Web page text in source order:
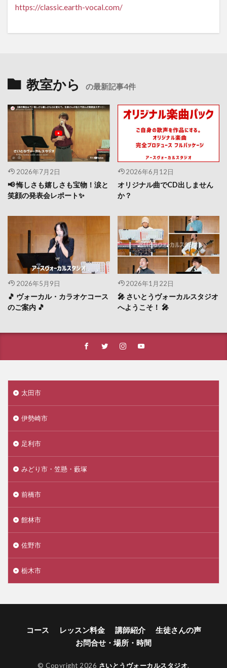
https://classic.earth-vocal.com/
教室から の最新記事4件
2026年7月2日
📢 悔しさも嬉しさも宝物！涙と
笑顔の発表会レポート✨
2026年6月12日
オリジナル曲でCD出しません
か？
2026年5月9日
🎵 ヴォーカル・カラオケコース
のご案内 🎵
2026年1月22日
🎤 さいとうヴォーカルスタジオ
へようこそ！ 🎤
太田市
伊勢崎市
足利市
みどり市・笠懸・藪塚
前橋市
館林市
佐野市
栃木市
コース レッスン料金 講師紹介
生徒さんの声
お問合せ・場所・時間
© Copyright 2026 さいとうヴォーカルスタジオ.